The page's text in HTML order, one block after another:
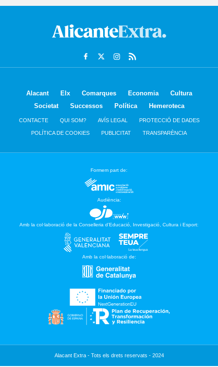
Alacant Elx Comarques Economia
Cultura
Societat
Successos Política Hemeroteca
CONTACTE QUI SOM? AVÍS LEGAL PROTECCIÓ DE DADES
POLÍTICA DE COOKIES PUBLICITAT TRANSPARÈNCIA
Formem part de:
Audiència:
Amb la col·laboració de la Conselleria d’Educació, Investigació, Cultura i Esport:
Amb la col·laboració de:
Alacant Extra - Tots els drets reservats - 2024